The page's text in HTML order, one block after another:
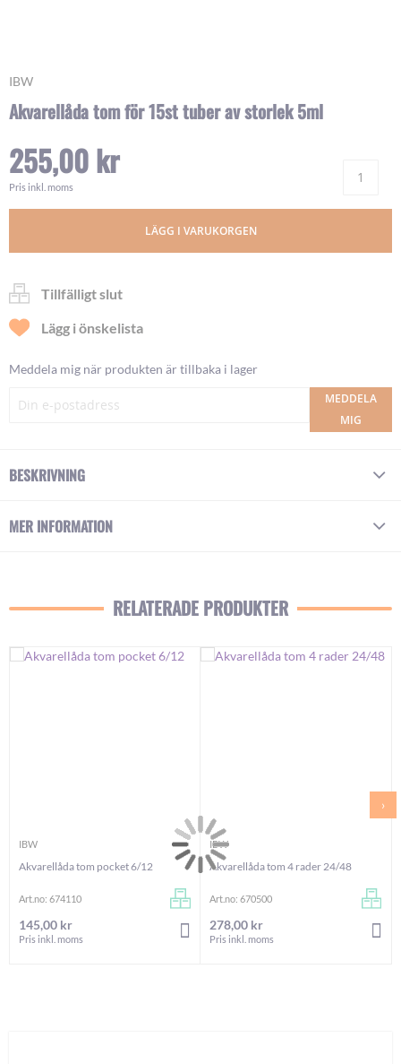
IBW
Akvarellåda tom för 15st tuber av storlek 5ml
255,00 kr
Pris inkl. moms
LÄGG I VARUKORGEN
Tillfälligt slut
Lägg i önskelista
Meddela mig när produkten är tillbaka i lager
MEDDELA
MIG
Skip
the
of
the
images
BESKRIVNING
MER INFORMATION
RELATERADE PRODUKTER
IBW
Akvarellåda tom pocket 6/12
Art.no: 674110
145,00 kr
Pris inkl. moms
LÄGG I VARUKORGEN
IBW
Akvarellåda tom 4 rader 24/48
Art.no: 670500
278,00 kr
Pris inkl. moms
›